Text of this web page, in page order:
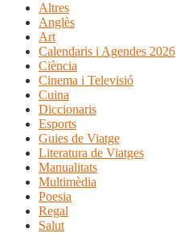
Altres
Anglès
Art
Calendaris i Agendes 2026
Ciència
Cinema i Televisió
Cuina
Diccionaris
Esports
Guies de Viatge
Literatura de Viatges
Manualitats
Multimèdia
Poesia
Regal
Salut